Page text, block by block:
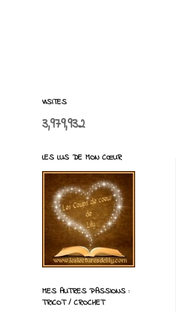
VISITES
3,979,932
LES LUS DE MON CŒUR
MES AUTRES PASSIONS :
TRICOT / CROCHET